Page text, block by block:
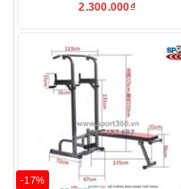
2.300.000₫
-17%